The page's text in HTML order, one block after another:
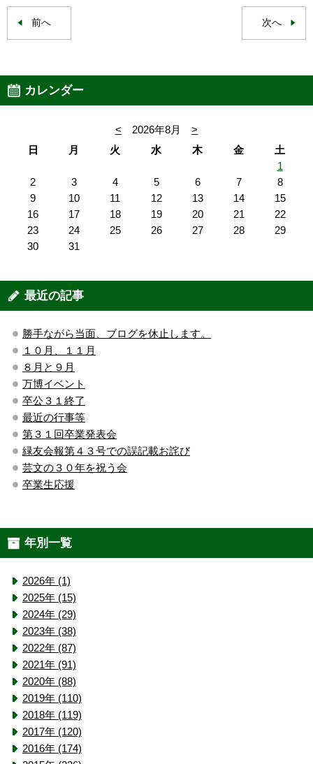
前へ 次へ
カレンダー
< 2026年8月
>
日
月 火 水 木 金
土
1
2
3 4 5 6 7
8
9
10 11 12 13 14
15
16
17 18 19 20 21
22
23
24 25 26 27 28
29
30
31
最近の記事
勝手ながら当面、ブログを休止します。
１０月、１１月
８月と９月
万博イベント
卒公３１終了
最近の行事等
第３１回卒業発表会
緑友会報第４３号での誤記載お詫び
芸文の３０年を祝う会
卒業生応援
年別一覧
2026年 (1)
2025年 (15)
2024年 (29)
2023年 (38)
2022年 (87)
2021年 (91)
2020年 (88)
2019年 (110)
2018年 (119)
2017年 (120)
2016年 (174)